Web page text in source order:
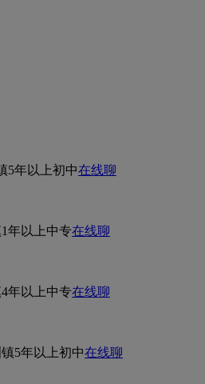
5年以上初中在线聊
1年以上中专在线聊
4年以上中专在线聊
5年以上初中在线聊